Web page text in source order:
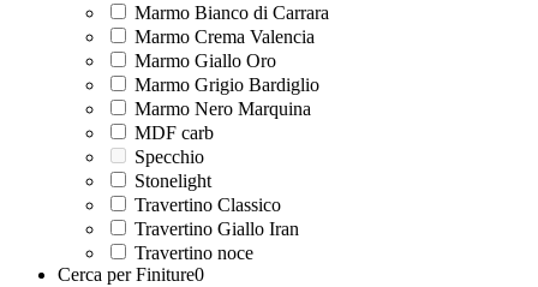
Marmo Bianco di Carrara
Marmo Crema Valencia
Marmo Giallo Oro
Marmo Grigio Bardiglio
Marmo Nero Marquina
MDF carb
Specchio
Stonelight
Travertino Classico
Travertino Giallo Iran
Travertino noce
Cerca per Finiture0